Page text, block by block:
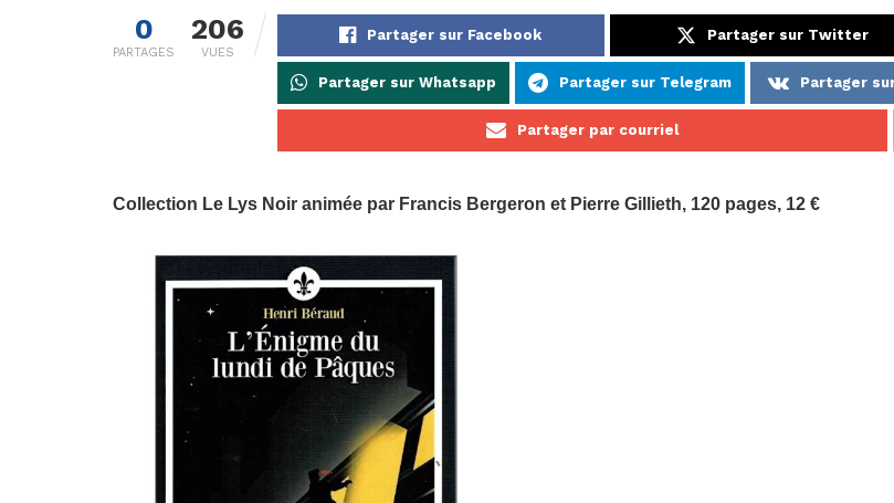
0
PARTAGES
206
VUES
Partager sur Facebook Partager sur Twitter
Partager sur Whatsapp Partager sur Telegram Partager
Partager par courriel
Collection Le Lys Noir animée par Francis Bergeron et Pierre Gillieth, 120 pages, 12 €